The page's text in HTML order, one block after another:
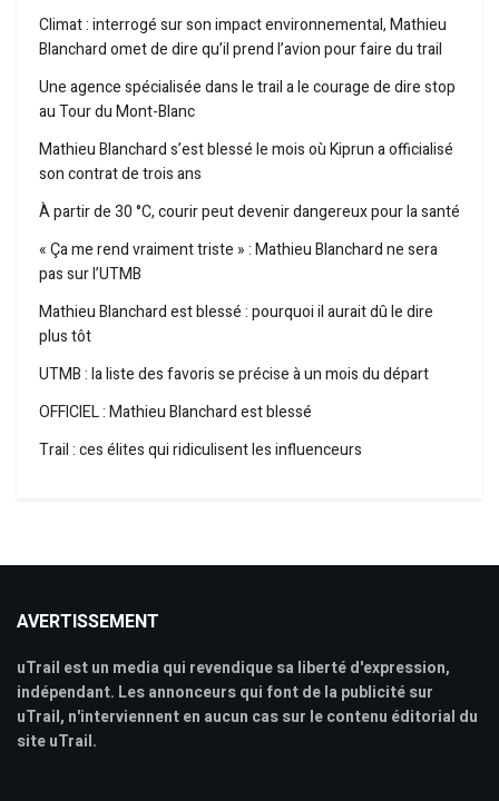
Climat : interrogé sur son impact environnemental, Mathieu
Blanchard omet de dire qu’il prend l’avion pour faire du trail
Une agence spécialisée dans le trail a le courage de dire stop
au Tour du Mont-Blanc
Mathieu Blanchard s’est blessé le mois où Kiprun a officialisé
son contrat de trois ans
À partir de 30 °C, courir peut devenir dangereux pour la santé
« Ça me rend vraiment triste » : Mathieu Blanchard ne sera
pas sur l’UTMB
Mathieu Blanchard est blessé : pourquoi il aurait dû le dire
plus tôt
UTMB : la liste des favoris se précise à un mois du départ
OFFICIEL : Mathieu Blanchard est blessé
Trail : ces élites qui ridiculisent les influenceurs
AVERTISSEMENT
uTrail est un media qui revendique sa liberté d'expression,
indépendant. Les annonceurs qui font de la publicité sur
uTrail, n'interviennent en aucun cas sur le contenu éditorial du
site uTrail.